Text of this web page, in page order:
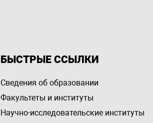
БЫСТРЫЕ ССЫЛКИ
Сведения об образовании
Факультеты и институты
Научно-исследовательские институты